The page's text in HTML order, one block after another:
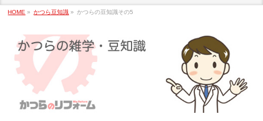
HOME » かつら豆知識 » かつらの豆知識その5